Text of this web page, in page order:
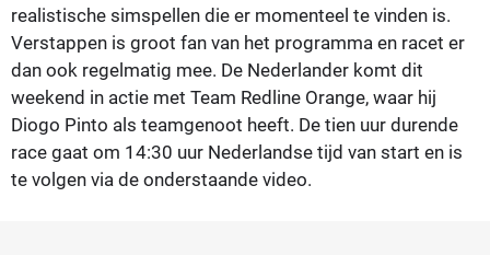
realistische simspellen die er momenteel te vinden is.
Verstappen is groot fan van het programma en racet er
dan ook regelmatig mee. De Nederlander komt dit
weekend in actie met Team Redline Orange, waar hij
Diogo Pinto als teamgenoot heeft. De tien uur durende
race gaat om 14:30 uur Nederlandse tijd van start en is
te volgen via de onderstaande video.